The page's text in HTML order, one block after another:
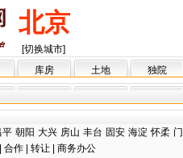
北京
[切换城市]
库房 土地 独院
平 朝阳 大兴 房山 丰台 固安 海淀 怀柔
合作 转让
商务办公